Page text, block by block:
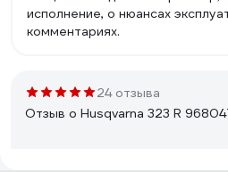
исполнение, о нюансах
комментариях.
24 отзыва
Отзыв о Husqvarna 323 R